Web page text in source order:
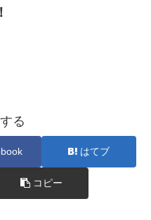
る
はてブ
コピー